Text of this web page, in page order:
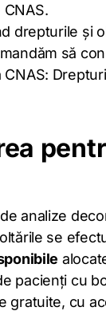
drepturile și
să
analize
se
pacienți cu
gratuite, cu